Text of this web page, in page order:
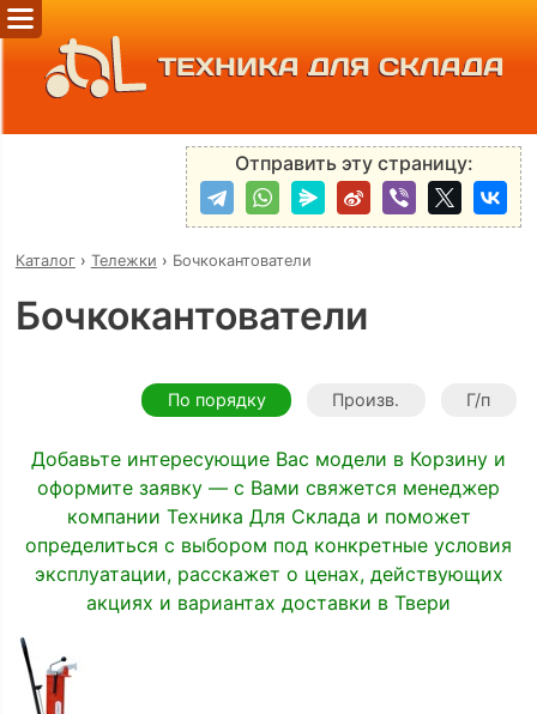
ТЕХНИКА ДЛЯ СКЛАДА
Отправить эту страницу:
Каталог› Тележки › Бочкокантователи
Бочкокантователи
По порядку Произв. Г/п
Добавьте интересующие Вас модели в Корзину и
оформите заявку — с Вами свяжется менеджер
компании Техника Для Склада и поможет
определиться с выбором под конкретные условия
эксплуатации, расскажет о ценах, действующих
акциях и вариантах доставки в Твери